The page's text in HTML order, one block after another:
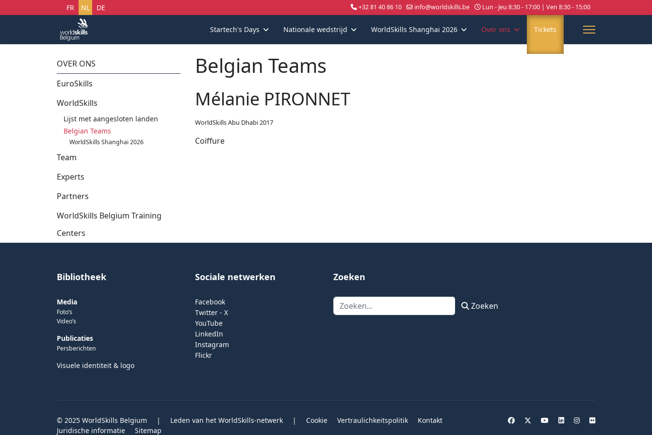
Selecteer uw taal
FR NL DE +32 81 40 86 10 info@worldskills.be Lun - Jeu 8:30 - 17:00 | Ven 8:30 - 15:00
Startech's Days Nationale wedstrijd WorldSkills Shanghai 2026 Over ons Tickets
OVER ONS
EuroSkills
WorldSkills
Lijst met aangesloten landen
Belgian Teams
WorldSkills Shanghai 2026
Team
Experts
Partners
WorldSkills Belgium Training
Centers
Belgian Teams
Mélanie PIRONNET
WorldSkills Abu Dhabi 2017
Coiffure
Bibliotheek
Media
Foto’s
Video’s
Publicaties
Persberichten
Visuele identiteit & logo
Sociale netwerken
Facebook
Twitter - X
YouTube
LinkedIn
Instagram
Flickr
Zoeken
Zoeken Zoeken
© 2025 WorldSkills Belgium | Leden van het WorldSkills-netwerk | Cookie Vertraulichkeitspolitik
Kontakt
Juridische informatie
Sitemap